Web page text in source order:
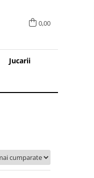
0,00
Jucarii